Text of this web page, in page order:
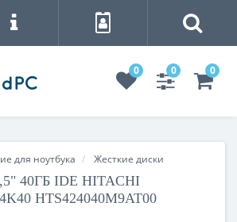
0 0 0
для ноутбука Жесткие диски
40ГБ IDE HITACHI
HTS424040M9AT00